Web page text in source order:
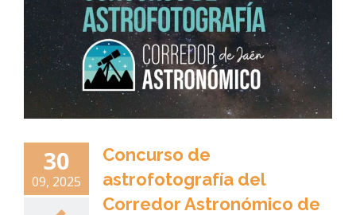
30
09, 2025
Concurso de
astrofotografía del
Corredor Astronómico de